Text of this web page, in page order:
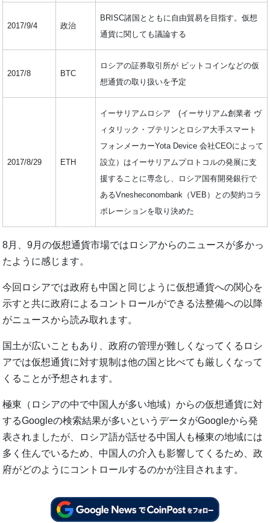
2017/9/4 政治
BRISC諸国とともに自由貿易を目指す。仮想
通貨に関しても議論する
2017/8 BTC
ロシアの証券取引所が ビットコインなどの仮
想通貨の取り扱いを予定
2017/8/29 ETH
イーサリアムロシア (イーサリアム創業者 ヴ
ィタリック・ブテリンとロシア大手スマート
フォンメーカーYota Device 会社CEOによって
設立）はイーサリアムプロトコルの発展に支
援することに専念し、ロシア国有開発銀行で
あるVnesheconombank（VEB）との契約コラ
ボレーションを取り決めた
8月、9月の仮想通貨市場ではロシアからのニュースが多かっ
たように感じます。
今回ロシアでは政府も中国と同じように仮想通貨への関心を
示すと共に政府によるコントロールができる法整備への以降
がニュースから読み取れます。
国土が広いこともあり、政府の管理が難しくなってくるロシ
アでは仮想通貨に対す規制は他の国と比べても厳しくなって
くることが予想されます。
極東（ロシアの中で中国人が多い地域）からの仮想通貨に対
するGoogleの検索結果が多いというデータがGoogleから発
表されましたが、ロシア語が話せる中国人も極東の地域には
多く住んでいるため、中国人の介入も影響してくるため、政
府がどのようにコントロールするのかが注目されます。